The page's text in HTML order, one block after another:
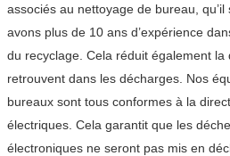
associés au nettoyage de bureau,
avons plus de 10 ans d’expérience
du recyclage. Cela réduit également
retrouvent dans les décharges. Nos
bureaux sont tous conformes à la
électriques. Cela garantit que les
électroniques ne seront pas mis en